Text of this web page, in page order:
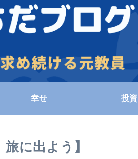
幸せ 投資
に出よう】